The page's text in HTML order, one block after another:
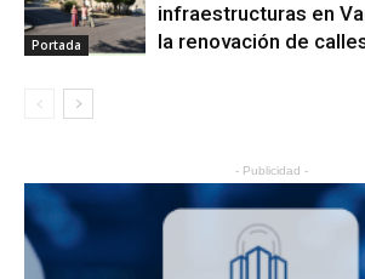
Portada
infraestructuras en
la renovación de
- Publicidad -